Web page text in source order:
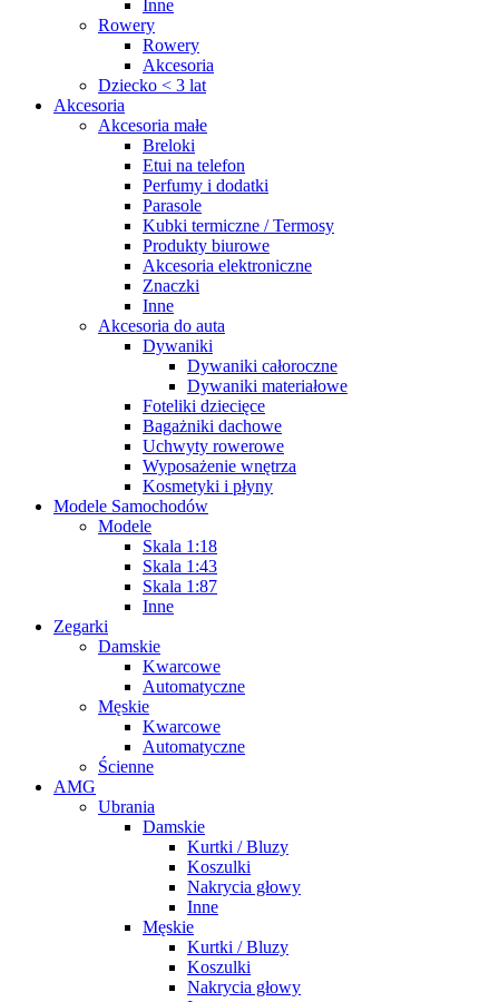
Inne
Rowery
Rowery
Akcesoria
Dziecko < 3 lat
Akcesoria
Akcesoria małe
Breloki
Etui na telefon
Perfumy i dodatki
Parasole
Kubki termiczne / Termosy
Produkty biurowe
Akcesoria elektroniczne
Znaczki
Inne
Akcesoria do auta
Dywaniki
Dywaniki całoroczne
Dywaniki materiałowe
Foteliki dziecięce
Bagażniki dachowe
Uchwyty rowerowe
Wyposażenie wnętrza
Kosmetyki i płyny
Modele Samochodów
Modele
Skala 1:18
Skala 1:43
Skala 1:87
Inne
Zegarki
Damskie
Kwarcowe
Automatyczne
Męskie
Kwarcowe
Automatyczne
Ścienne
AMG
Ubrania
Damskie
Kurtki / Bluzy
Koszulki
Nakrycia głowy
Inne
Męskie
Kurtki / Bluzy
Koszulki
Nakrycia głowy